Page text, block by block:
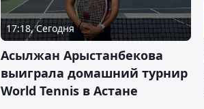
17:18, Сегодня
Асылжан Арыстанбекова
выиграла домашний турнир
World Tennis в Астане